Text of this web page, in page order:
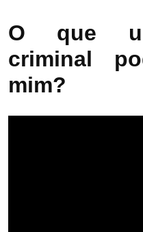
O que
criminal
mim?